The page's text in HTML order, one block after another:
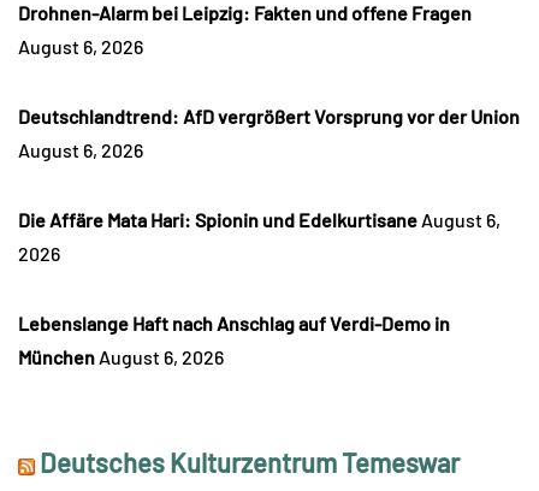
Drohnen-Alarm bei Leipzig: Fakten und offene Fragen
August 6, 2026
Deutschlandtrend: AfD vergrößert Vorsprung vor der Union
August 6, 2026
Die Affäre Mata Hari: Spionin und Edelkurtisane August 6,
2026
Lebenslange Haft nach Anschlag auf Verdi-Demo in
München August 6, 2026
Deutsches Kulturzentrum Temeswar